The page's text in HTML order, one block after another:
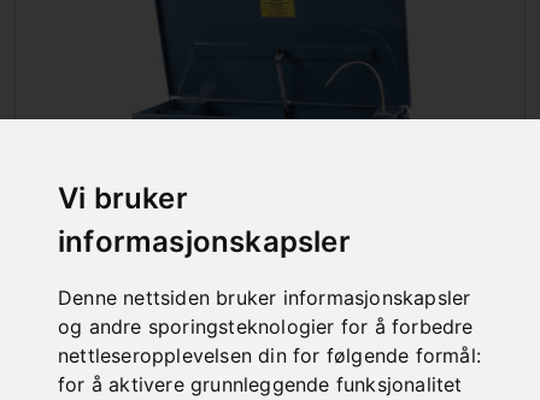
Vi bruker
informasjonskapsler
Denne nettsiden bruker informasjonskapsler
og andre sporingsteknologier for å forbedre
nettleseropplevelsen din for følgende formål:
for å aktivere grunnleggende funksjonalitet
DELER VASKESYSTEMER